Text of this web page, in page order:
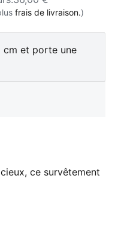
frais de livraison.)
cm et porte une
ce survêtement
côtelé et d’un
de serrage
une coupe